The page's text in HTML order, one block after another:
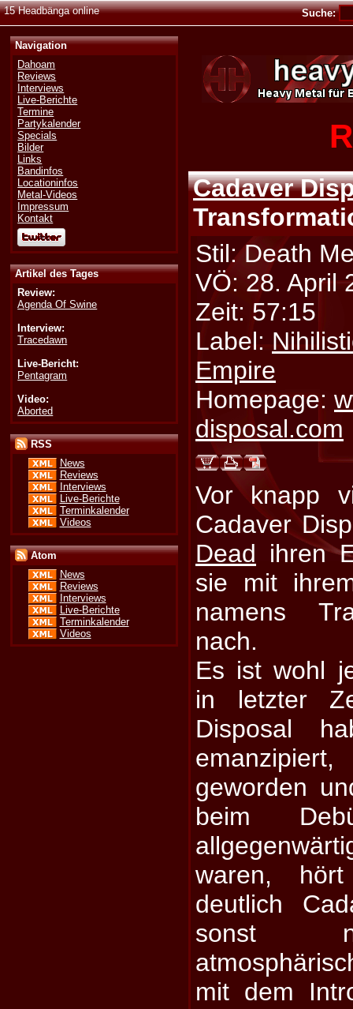
15 Headbänga online Suche:
Navigation
Dahoam
Reviews
Interviews
Live-Berichte
Termine
Partykalender
Specials
Bilder
Links
Bandinfos
Locationinfos
Metal-Videos
Impressum
Kontakt
Artikel des Tages
Review:
Agenda Of Swine
Interview:
Tracedawn
Live-Bericht:
Pentagram
Video:
Aborted
RSS
News
Reviews
Interviews
Live-Berichte
Terminkalender
Videos
Atom
News
Reviews
Interviews
Live-Berichte
Terminkalender
Videos
Cadaver
Stil: Death
VÖ: 28. April
Zeit: 57:15
Label:
Empire
Homepage:
disposal.com
Vor knapp
Cadaver
Dead ihren
sie mit
namens
nach.
Es ist wohl
in letzter
Disposal
geworden
beim
waren,
deutlich
sonst
mit dem